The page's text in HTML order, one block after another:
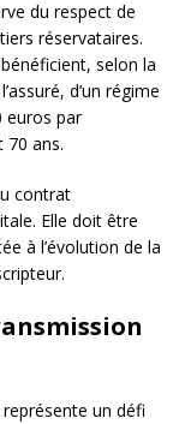
du respect de
réservataires.
selon la
d’un régime
euros par
70 ans.
contrat
Elle doit être
à l’évolution de la
un défi